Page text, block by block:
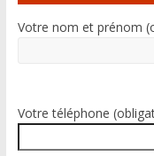
e
r
i
v
e
Votre nom et prénom
Votre téléphone